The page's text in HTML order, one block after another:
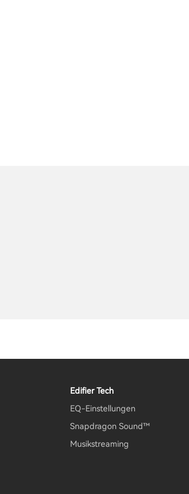
Edifier Tech
EQ-Einstellungen
Snapdragon Sound™
Musikstreaming